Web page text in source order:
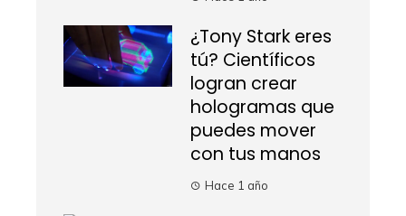
¿Tony Stark eres
tú? Científicos
logran crear
hologramas que
puedes mover
con tus manos
Hace 1 año